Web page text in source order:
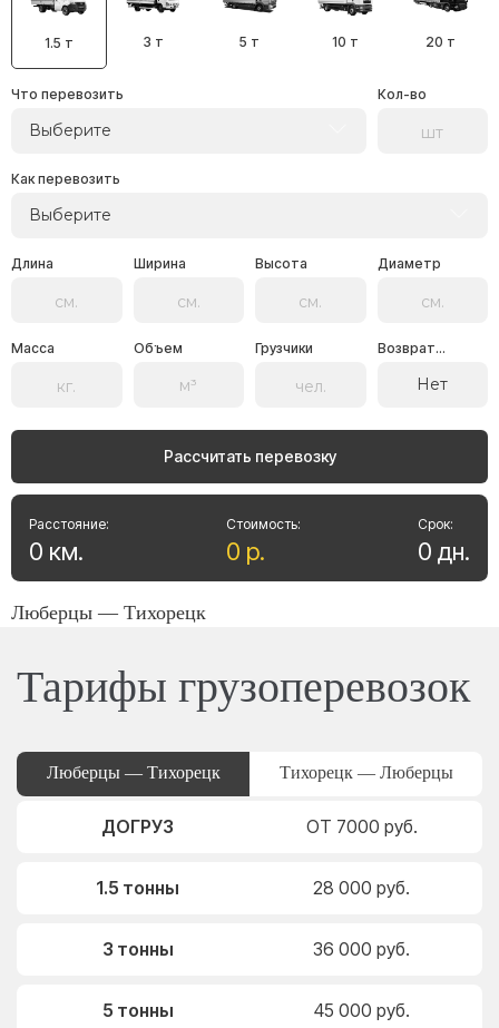
1.5 т 3 т 5 т 10 т 20 т
Что перевозить
Выберите
Кол-во
Как перевозить
Выберите
Длина Ширина Высота Диаметр
Масса Объем Грузчики Возврат...
Нет
Рассчитать перевозку
Стоимость:
0 р.
Расстояние:
0 км.
Срок:
0 дн.
Люберцы — Тихорецк
Тарифы грузоперевозок
Люберцы — Тихорецк Тихорецк — Люберцы
ДОГРУЗ ОТ 7000 руб.
1.5 тонны 28 000 руб.
3 тонны 36 000 руб.
5 тонны 45 000 руб.